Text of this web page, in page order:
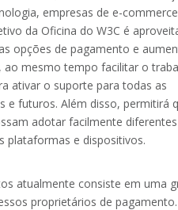
empresas de e-
da Oficina do W3C é
opções de pagamento e
ao mesmo tempo facilitar o
ativar o suporte para todas as
e futuros. Além disso, permitirá
adotar facilmente diferentes
plataformas e dispositivos.
atualmente consiste em uma
proprietários de